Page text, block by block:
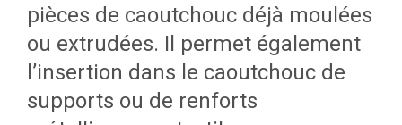
ensuite le profilé dans une
chambre de revêtement où il reçoit
une couche d’un enduit protecteur.
Il subit une dernière étape de
pièces de caoutchouc déjà moulées
ou extrudées. Il permet également
l’insertion dans le caoutchouc de
supports ou de renforts